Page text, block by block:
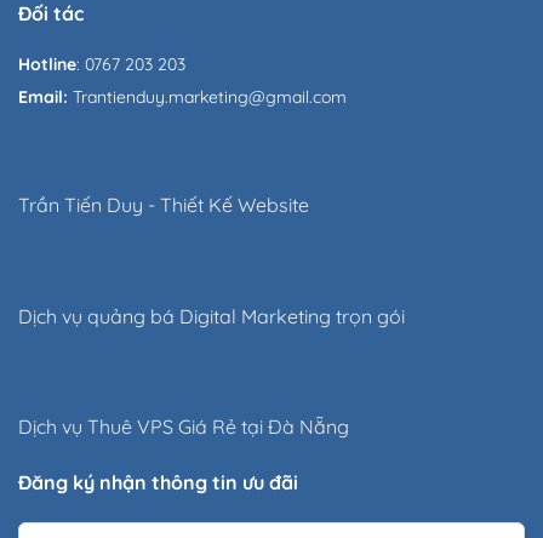
Đối tác
Hotline: 0767 203 203
Email: Trantienduy.marketing@gmail.com
Trần Tiến Duy - Thiết Kế Website
Dịch vụ quảng bá Digital Marketing trọn gói
Dịch vụ Thuê VPS Giá Rẻ tại Đà Nẵng
Đăng ký nhận thông tin ưu đãi